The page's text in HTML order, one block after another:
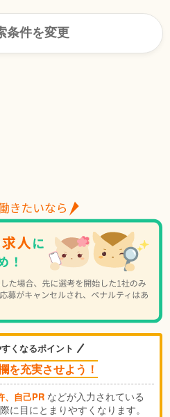
条件を変更
くなるポイント
を充実させよう！
、自己PR などが入力されている
に目にとまりやすくなります。